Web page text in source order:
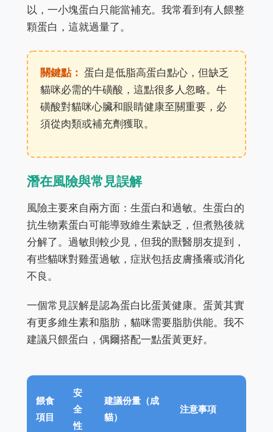
以，一小塊蛋白只能當補充。我常看到有人餵整
顆蛋白，這就過量了。
關鍵點： 蛋白是低脂高蛋白點心，但缺乏
貓咪必需的牛磺酸，這點很多人忽略。牛
磺酸對貓咪心臟和眼睛健康至關重要，必
須從肉類或補充劑獲取。
潛在風險與常見誤解
風險主要來自兩方面：生蛋白和過敏。生蛋白的
抗生物素蛋白可能導致維生素缺乏，但煮熟後就
分解了。過敏則較少見，但我的獸醫朋友提到，
有些貓咪對雞蛋過敏，症狀包括皮膚搔癢或消化
不良。
一個常見誤解是認為蛋白比蛋黃健康。蛋黃其實
有更多維生素和脂肪，貓咪需要脂肪供能。我不
建議只餵蛋白，偶爾搭配一點蛋黃更好。
餵食
項目
安
全
性
建議份量（成
貓）
注意事項